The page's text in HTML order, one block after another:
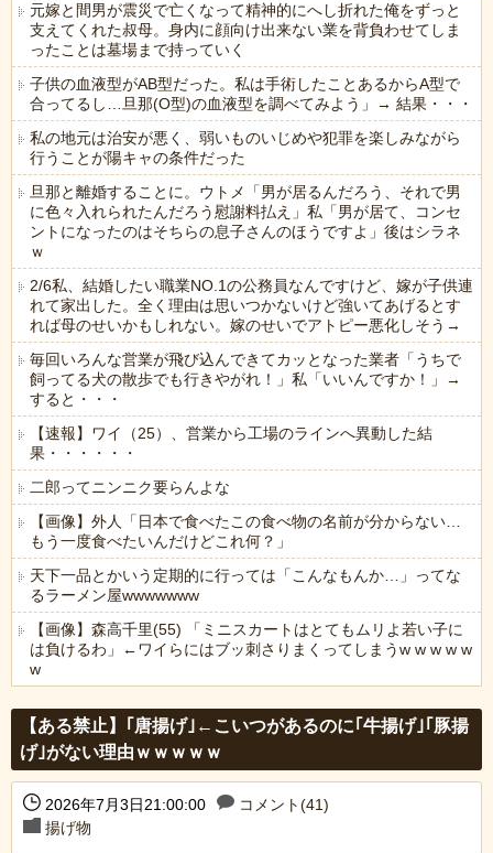
元嫁と間男が震災で亡くなって精神的にへし折れた俺をずっと
支えてくれた叔母。身内に顔向け出来ない業を背負わせてしま
ったことは墓場まで持っていく
子供の血液型がAB型だった。私は手術したことあるからA型で
合ってるし…旦那(O型)の血液型を調べてみよう」→ 結果・・・
私の地元は治安が悪く、弱いものいじめや犯罪を楽しみながら
行うことが陽キャの条件だった
旦那と離婚することに。ウトメ「男が居るんだろう、それで男
に色々入れられたんだろう慰謝料払え」私「男が居て、コンセ
ントになったのはそちらの息子さんのほうですよ」後はシラネ
ｗ
2/6私、結婚したい職業NO.1の公務員なんですけど、嫁が子供連
れて家出した。全く理由は思いつかないけど強いてあげるとす
れば母のせいかもしれない。嫁のせいでアトピー悪化しそう→
毎回いろんな営業が飛び込んできてカッとなった業者「うちで
飼ってる犬の散歩でも行きやがれ！」私「いいんですか！」→
すると・・・
【速報】ワイ（25）、営業から工場のラインへ異動した結
果・・・・・・
二郎ってニンニク要らんよな
【画像】外人「日本で食べたこの食べ物の名前が分からない…
もう一度食べたいんだけどこれ何？」
天下一品とかいう定期的に行っては「こんなもんか…」ってな
るラーメン屋wwwwwww
【画像】森高千里(55) 「ミニスカートはとてもムリよ若い子に
は負けるわ」←ワイらにはブッ刺さりまくってしまうw w w w w
w
【ある禁止】｢唐揚げ｣←こいつがあるのに｢牛揚げ｣｢豚揚
げ｣がない理由ｗｗｗｗｗ
2026年7月3日21:00:00
コメント(41)
揚げ物